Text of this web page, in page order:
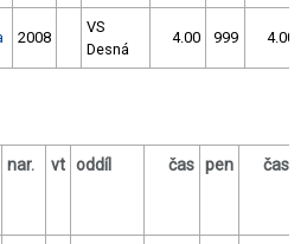
2008
VS
Desná
4.00 999 4.00
nar. vt oddíl čas pen čas